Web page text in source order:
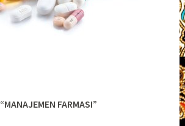
“MANAJEMEN FARMASI”